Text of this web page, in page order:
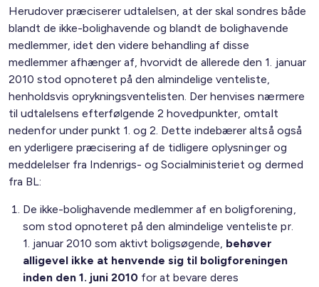
Herudover præciserer udtalelsen, at der skal sondres både
blandt de ikke-bolighavende og blandt de bolighavende
medlemmer, idet den videre behandling af disse
medlemmer afhænger af, hvorvidt de allerede den 1. januar
2010 stod opnoteret på den almindelige venteliste,
henholdsvis oprykningsventelisten. Der henvises nærmere
til udtalelsens efterfølgende 2 hovedpunkter, omtalt
nedenfor under punkt 1. og 2. Dette indebærer altså også
en yderligere præcisering af de tidligere oplysninger og
meddelelser fra Indenrigs- og Socialministeriet og dermed
fra BL:
De ikke-bolighavende medlemmer af en boligforening,
som stod opnoteret på den almindelige venteliste pr.
1. januar 2010 som aktivt boligsøgende, behøver
alligevel ikke at henvende sig til boligforeningen
inden den 1. juni 2010 for at bevare deres